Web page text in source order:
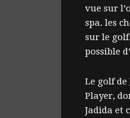
vue sur
spa. les
sur le
possible
Le golf de
Player,
Jadida et